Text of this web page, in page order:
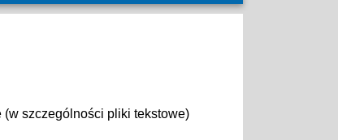
szczególności pliki tekstowe)